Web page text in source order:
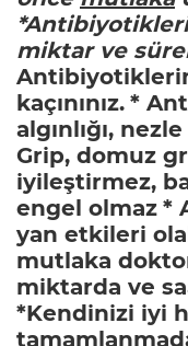
miktar ve
kaçınınız. *
algınlığı,
Grip, domuz
iyileştirmez,
engel olmaz *
yan etkileri
mutlaka
miktarda ve
*Kendinizi iyi